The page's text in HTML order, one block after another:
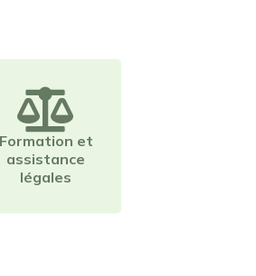
Formation et
assistance
légales